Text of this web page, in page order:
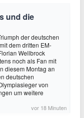
und die
der deutschen
dem dritten EM-
Wellbrock
noch als Fan mit
diesem Montag an
deutschen
von
um weitere
vor 18 Minuten